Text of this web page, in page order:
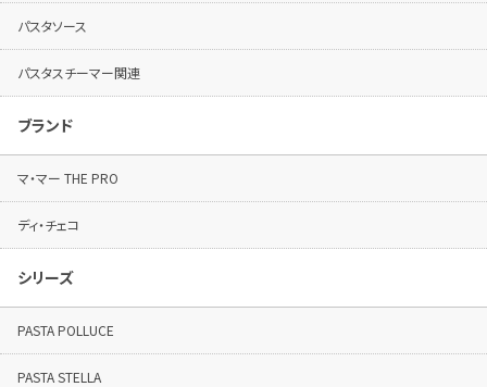
パスタソース
パスタスチーマー関連
ブランド
マ・マー THE PRO
ディ・チェコ
シリーズ
PASTA POLLUCE
PASTA STELLA